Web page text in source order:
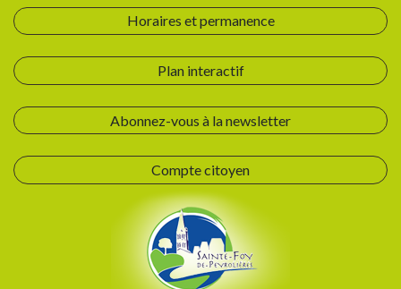
Horaires et permanence
Plan interactif
Abonnez-vous à la newsletter
Compte citoyen